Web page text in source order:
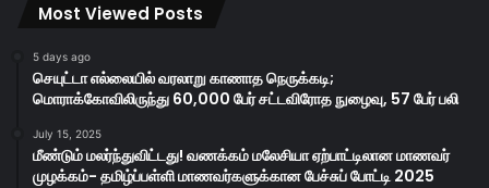
Most Viewed Posts
5 days ago
செயுட்டா எல்லையில் வரலாறு காணாத நெருக்கடி;
மொராக்கோவிலிருந்து 60,000 பேர் சட்டவிரோத நுழைவு, 57 பேர் பலி
July 15, 2025
மீண்டும் மலர்ந்துவிட்டது! வணக்கம் மலேசியா ஏற்பாட்டிலான மாணவர்
முழக்கம்- தமிழ்ப்பள்ளி மாணவர்களுக்கான பேச்சுப் போட்டி 2025